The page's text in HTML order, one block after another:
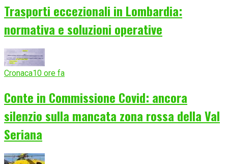
Trasporti eccezionali in Lombardia:
normativa e soluzioni operative
Cronaca10 ore fa
Conte in Commissione Covid: ancora
silenzio sulla mancata zona rossa della Val
Seriana